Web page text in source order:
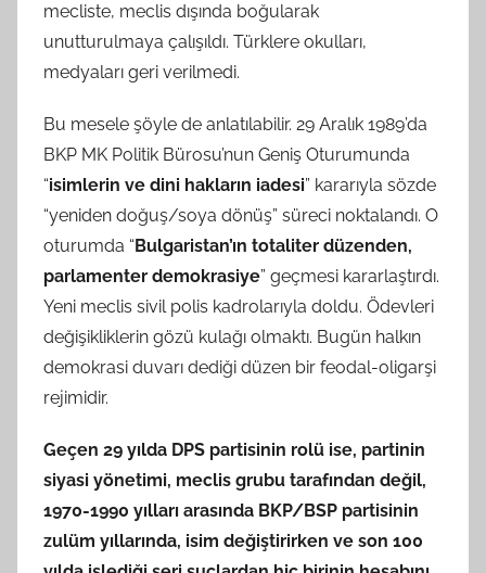
mecliste, meclis dışında boğularak
unutturulmaya çalışıldı. Türklere okulları,
medyaları geri verilmedi.
Bu mesele şöyle de anlatılabilir. 29 Aralık 1989’da
BKP MK Politik Bürosu’nun Geniş Oturumunda
“isimlerin ve dini hakların iadesi” kararıyla sözde
“yeniden doğuş/soya dönüş” süreci noktalandı. O
oturumda “ Bulgaristan’ın totaliter düzenden,
parlamenter demokrasiye” geçmesi kararlaştırdı.
Yeni meclis sivil polis kadrolarıyla doldu. Ödevleri
değişikliklerin gözü kulağı olmaktı. Bugün halkın
demokrasi duvarı dediği düzen bir feodal-oligarşi
rejimidir.
Geçen 29 yılda DPS partisinin rolü ise, partinin
siyasi yönetimi, meclis grubu tarafından değil,
1970-1990 yılları arasında BKP/BSP partisinin
zulüm yıllarında, isim değiştirirken ve son 100